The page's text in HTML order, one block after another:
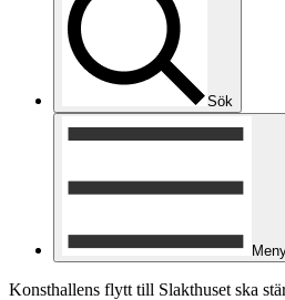
Sök
Konsthallens flytt till Slakthuset ska